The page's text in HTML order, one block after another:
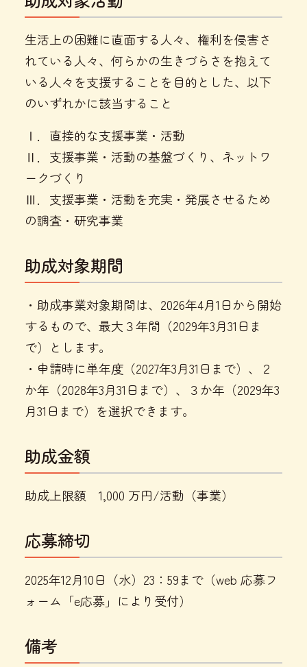
生活上の困難に直面する人々、権利を侵害さ
れている人々、何らかの生きづらさを抱えて
いる人々を支援することを目的とした、以下
のいずれかに該当すること
Ⅰ．直接的な支援事業・活動
Ⅱ．支援事業・活動の基盤づくり、ネットワ
ークづくり
Ⅲ．支援事業・活動を充実・発展させるため
の調査・研究事業
助成対象期間
・助成事業対象期間は、2026年4月1日から開始
するもので、最大３年間（2029年3月31日ま
で）とします。
・申請時に単年度（2027年3月31日まで）、２
か年（2028年3月31日まで）、３か年（2029年3
月31日まで）を選択できます。
助成金額
助成上限額 1,000 万円/活動（事業）
応募締切
2025年12月10日（水）23：59まで（web 応募フ
ォーム「e応募」により受付）
備考